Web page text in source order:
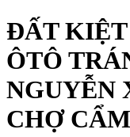
ĐẤT KIỆT
ÔTÔ
NGUYỄN
CHỢ